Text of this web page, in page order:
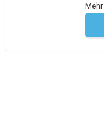
Mehr